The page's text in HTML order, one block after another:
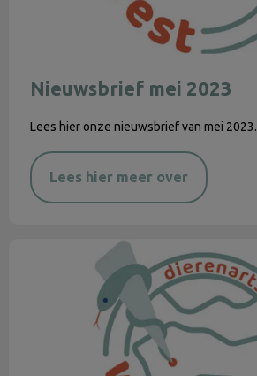
Nieuwsbrief mei 2023
Lees hier onze nieuwsbrief van mei 2023.
Lees hier meer over
Nieuwsbrief april